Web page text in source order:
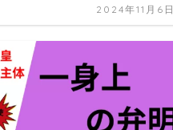
2024年11月6日